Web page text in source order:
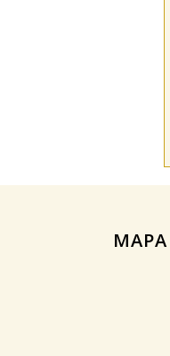
MAPA